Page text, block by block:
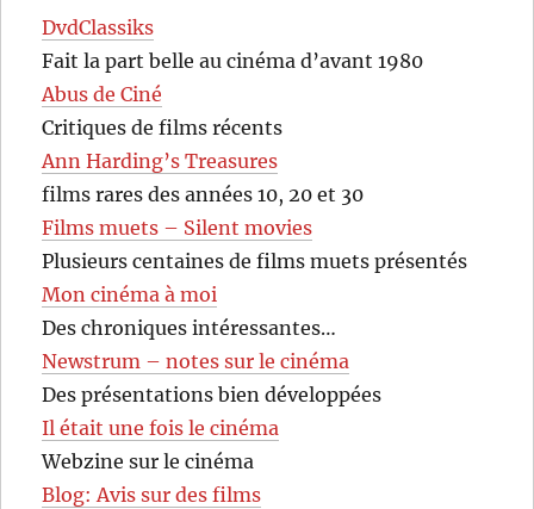
DvdClassiks
Fait la part belle au cinéma d’avant 1980
Abus de Ciné
Critiques de films récents
Ann Harding’s Treasures
films rares des années 10, 20 et 30
Films muets – Silent movies
Plusieurs centaines de films muets présentés
Mon cinéma à moi
Des chroniques intéressantes…
Newstrum – notes sur le cinéma
Des présentations bien développées
Il était une fois le cinéma
Webzine sur le cinéma
Blog: Avis sur des films